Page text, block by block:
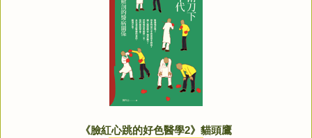
《臉紅心跳的好色醫學2》貓頭鷹